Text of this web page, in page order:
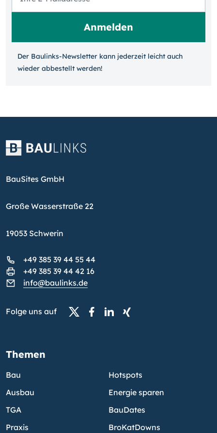
Der Baulinks-Newsletter kann jeder­zeit leicht auch
wieder ab­bestellt werden!
BauSites GmbH
Große Wasserstraße 22
19053 Schwerin
+49 385 39 44 55 44
+49 385 39 44 42 16
info@baulinks.de
Folge uns auf
Themen
Bau
Ausbau
TGA
Praxis
Hotspots
Energie sparen
BauDates
BroKatDowns